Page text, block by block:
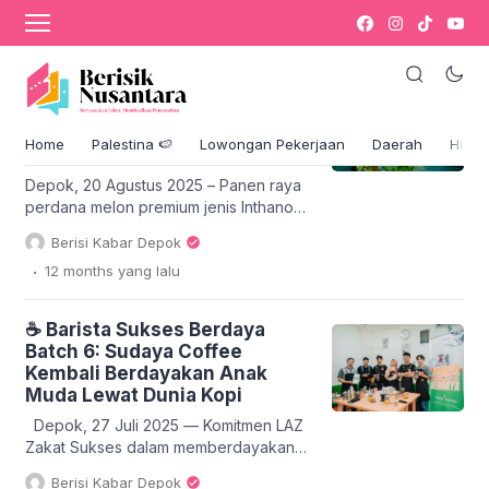
Home Palestina 🍉 Lowongan Pekerjaan Daerah
Pemberdayaan
Melon Inthanon Hasil
Kolaborasi Zakat Sukses, SEBI,
Ikon Pemberdayaan
Depok, 20 Agustus 2025 – Panen raya
perdana melon premium jenis Inthanon
resmi digelar di SEBI Sukses Farm,
Sawangan, Depok, Rabu (20/8).
Kegiatan ini merupakan hasil kolaborasi
program pemberdayaan pertanian
berkelanjutan. Program ini dihadiri
sejumlah tokoh penting, antara lain
Direktur LAZ Zakat Sukses […]
Berisi Kabar Depok
. 12 months yang lalu
☕ Barista Sukses Berdaya
Batch 6: Sudaya Coffee
Kembali Berdayakan Anak
Muda Lewat Dunia Kopi
Depok, 27 Juli 2025 — Komitmen LAZ
Zakat Sukses dalam memberdayakan
generasi muda melalui keterampilan
Berisi Kabar Depok